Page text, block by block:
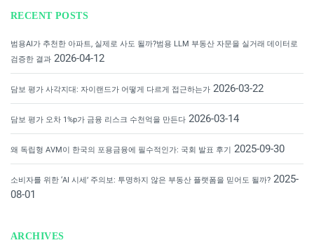
RECENT POSTS
범용AI가 추천한 아파트, 실제로 사도 될까?범용 LLM 부동산 자문을 실거래 데이터로
검증한 결과 2026-04-12
담보 평가 사각지대: 자이랜드가 어떻게 다르게 접근하는가 2026-03-22
담보 평가 오차 1%p가 금융 리스크 수천억을 만든다 2026-03-14
왜 독립형 AVM이 한국의 포용금융에 필수적인가: 국회 발표 후기 2025-09-30
소비자를 위한 ‘AI 시세’ 주의보: 투명하지 않은 부동산 플랫폼을 믿어도 될까? 2025-
08-01
ARCHIVES